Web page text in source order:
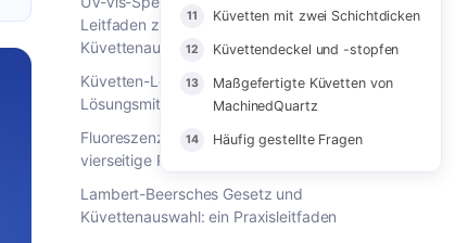
Küvetten mit zwei Schichtdicken
Küvettendeckel und -stopfen
Maßgefertigte Küvetten von
MachinedQuartz
Häufig gestellte Fragen
Leitfaden zu Theorie, Geräten &
Küvettenauswahl
Küvetten-Lösungsmittelkompatibilität: 38
Lösungsmittel × 3 Quarz-Fertigungsarten
Fluoreszenzküvetten-Leitfaden:
vierseitige Politur, Materialien & Volumen
Lambert-Beersches Gesetz und
Küvettenauswahl: ein Praxisleitfaden